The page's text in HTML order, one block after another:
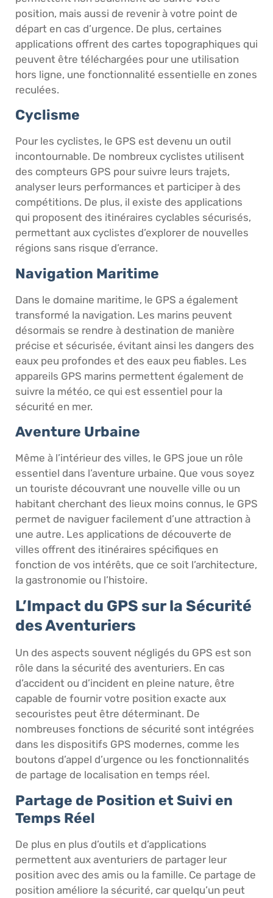
position, mais aussi de revenir à votre point de
départ en cas d’urgence. De plus, certaines
applications offrent des cartes topographiques qui
peuvent être téléchargées pour une utilisation
hors ligne, une fonctionnalité essentielle en zones
reculées.
Cyclisme
Pour les cyclistes, le GPS est devenu un outil
incontournable. De nombreux cyclistes utilisent
des compteurs GPS pour suivre leurs trajets,
analyser leurs performances et participer à des
compétitions. De plus, il existe des applications
qui proposent des itinéraires cyclables sécurisés,
permettant aux cyclistes d’explorer de nouvelles
régions sans risque d’errance.
Navigation Maritime
Dans le domaine maritime, le GPS a également
transformé la navigation. Les marins peuvent
désormais se rendre à destination de manière
précise et sécurisée, évitant ainsi les dangers des
eaux peu profondes et des eaux peu fiables. Les
appareils GPS marins permettent également de
suivre la météo, ce qui est essentiel pour la
sécurité en mer.
Aventure Urbaine
Même à l’intérieur des villes, le GPS joue un rôle
essentiel dans l’aventure urbaine. Que vous soyez
un touriste découvrant une nouvelle ville ou un
habitant cherchant des lieux moins connus, le GPS
permet de naviguer facilement d’une attraction à
une autre. Les applications de découverte de
villes offrent des itinéraires spécifiques en
fonction de vos intérêts, que ce soit l’architecture,
la gastronomie ou l’histoire.
L’Impact du GPS sur la Sécurité
des Aventuriers
Un des aspects souvent négligés du GPS est son
rôle dans la sécurité des aventuriers. En cas
d’accident ou d’incident en pleine nature, être
capable de fournir votre position exacte aux
secouristes peut être déterminant. De
nombreuses fonctions de sécurité sont intégrées
dans les dispositifs GPS modernes, comme les
boutons d’appel d’urgence ou les fonctionnalités
de partage de localisation en temps réel.
Partage de Position et Suivi en
Temps Réel
De plus en plus d’outils et d’applications
permettent aux aventuriers de partager leur
position avec des amis ou la famille. Ce partage de
position améliore la sécurité, car quelqu’un peut